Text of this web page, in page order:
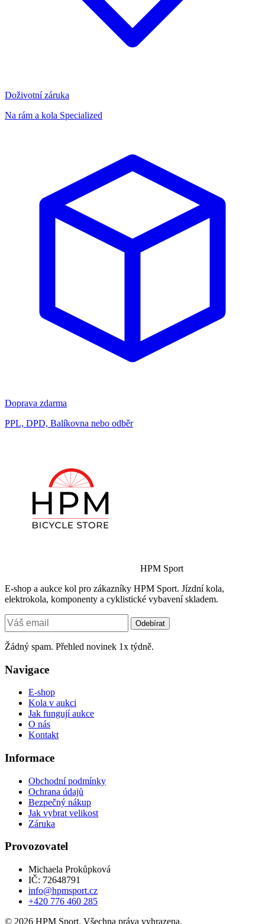
Doživotní záruka
Na rám a kola Specialized
Doprava zdarma
PPL, DPD, Balíkovna nebo odběr
HPM Sport
E-shop a aukce kol pro zákazníky HPM Sport. Jízdní kola,
elektrokola, komponenty a cyklistické vybavení skladem.
Odebírat
Žádný spam. Přehled novinek 1x týdně.
Navigace
E-shop
Kola v aukci
Jak fungují aukce
O nás
Kontakt
Informace
Obchodní podmínky
Ochrana údajů
Bezpečný nákup
Jak vybrat velikost
Záruka
Provozovatel
Michaela Prokůpková
IČ: 72648791
info@hpmsport.cz
+420 776 460 285
© 2026 HPM Sport. Všechna práva vyhrazena.